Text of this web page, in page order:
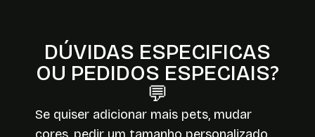
DÚVIDAS ESPECIFICAS
OU PEDIDOS ESPECIAIS?
💬
Se quiser adicionar mais pets, mudar